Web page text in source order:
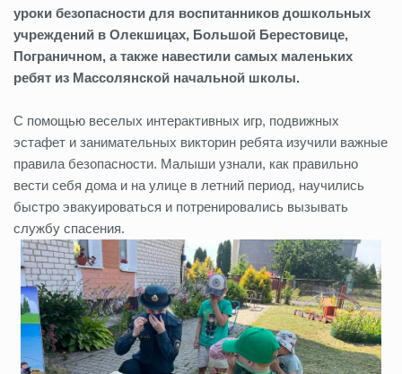
уроки безопасности для воспитанников дошкольных
учреждений в Олекшицах, Большой Берестовице,
Пограничном, а также навестили самых маленьких
ребят из Массолянской начальной школы.
С помощью веселых интерактивных игр, подвижных
эстафет и занимательных викторин ребята изучили важные
правила безопасности. Малыши узнали, как правильно
вести себя дома и на улице в летний период, научились
быстро эвакуироваться и потренировались вызывать
службу спасения.